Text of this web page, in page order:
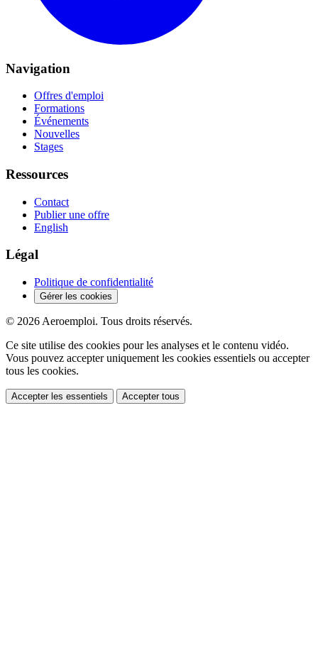
Navigation
Offres d'emploi
Formations
Événements
Nouvelles
Stages
Ressources
Contact
Publier une offre
English
Légal
Politique de confidentialité
Gérer les cookies
© 2026 Aeroemploi. Tous droits réservés.
Ce site utilise des cookies pour les analyses et le contenu vidéo.
Vous pouvez accepter uniquement les cookies essentiels ou accepter
tous les cookies.
Accepter les essentiels Accepter tous